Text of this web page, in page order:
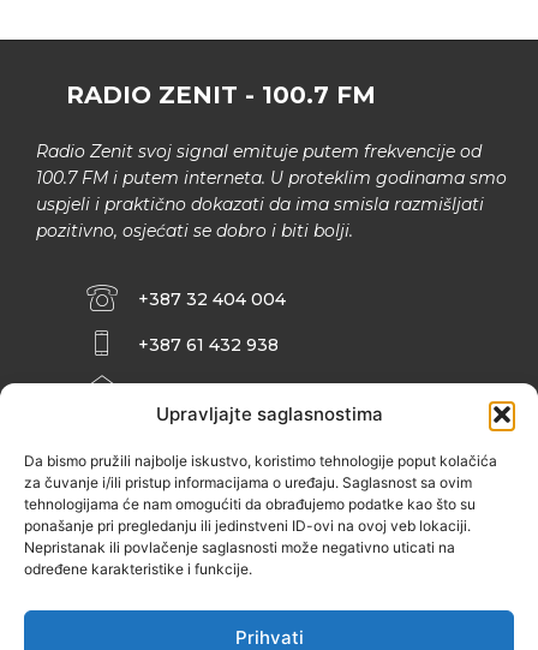
Upravljajte saglasnostima
Da bismo pružili najbolje iskustvo, koristimo tehnologije poput kolačića
za čuvanje i/ili pristup informacijama o uređaju. Saglasnost sa ovim
tehnologijama će nam omogućiti da obrađujemo podatke kao što su
ponašanje pri pregledanju ili jedinstveni ID-ovi na ovoj veb lokaciji.
Nepristanak ili povlačenje saglasnosti može negativno uticati na
određene karakteristike i funkcije.
Prihvati
RADIO ZENIT - 100.7 FM
Radio Zenit svoj signal emituje putem frekvencije od
100.7 FM i putem interneta. U proteklim godinama smo
uspjeli i praktično dokazati da ima smisla razmišljati
pozitivno, osjećati se dobro i biti bolji.
+387 32 404 004
+387 61 432 938
INFO@ZENIT.BA
ZENIČANKA, 3. SPRAT), 72000 ZENICA